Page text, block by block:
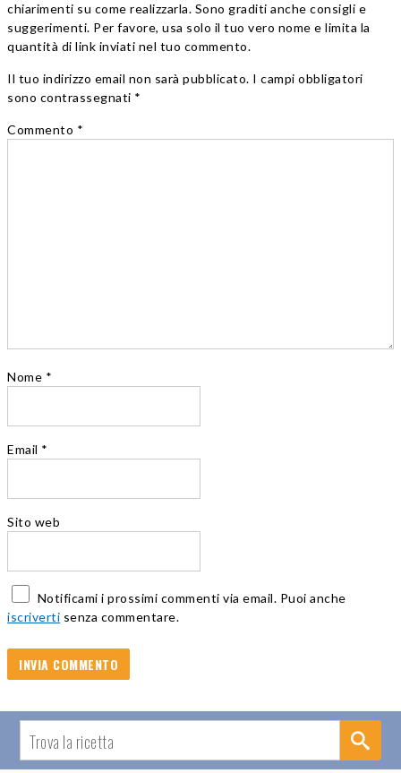
chiarimenti su come realizzarla. Sono graditi anche consigli e
suggerimenti. Per favore, usa solo il tuo vero nome e limita la
quantità di link inviati nel tuo commento.
Il tuo indirizzo email non sarà pubblicato. I campi obbligatori
sono contrassegnati *
Commento *
Nome *
Email *
Sito web
Notificami i prossimi commenti via email. Puoi anche
iscriverti senza commentare.